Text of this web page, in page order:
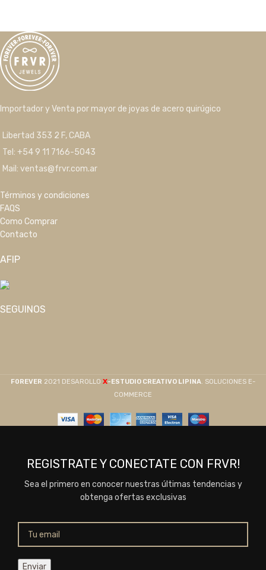
Importador y Venta por mayor de joyas de acero quirúgico
Libertad 353 2 F, CABA
Tel: +54 9 11 7166-5043
Mail: ventas@frvr.com.ar
Términos y condiciones
FAQS
Como Comprar
Contacto
AFIP
SEGUINOS
F0REVER 2021 DESAROLLO X-ESTUDIO CREATIVO LIPINA. SOLUCIONES E-
COMMERCE
REGISTRATE Y CONECTATE CON FRVR!
Sea el primero en conocer nuestras últimas tendencias y
obtenga ofertas exclusivas